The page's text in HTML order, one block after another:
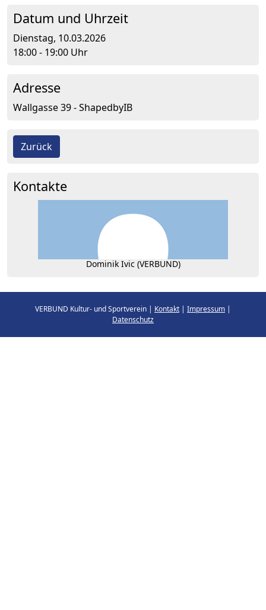
Datum und Uhrzeit
Dienstag, 10.03.2026
18:00 - 19:00 Uhr
Adresse
Wallgasse 39 - ShapedbyIB
Zurück
Kontakte
Dominik Ivic (VERBUND)
VERBUND Kultur- und Sportverein | Kontakt | Impressum |
Datenschutz